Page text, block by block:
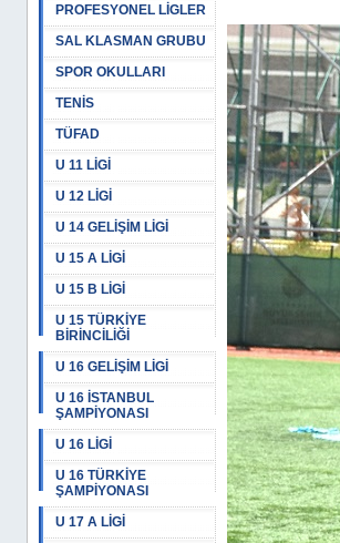
PROFESYONEL LİGLER
SAL KLASMAN GRUBU
SPOR OKULLARI
TENİS
TÜFAD
U 11 LİGİ
U 12 LİGİ
U 14 GELİŞİM LİGİ
U 15 A LİGİ
U 15 B LİGİ
U 15 TÜRKİYE
BİRİNCİLİĞİ
U 16 GELİŞİM LİGİ
U 16 İSTANBUL
ŞAMPİYONASI
U 16 LİGİ
U 16 TÜRKİYE
ŞAMPİYONASI
U 17 A LİGİ